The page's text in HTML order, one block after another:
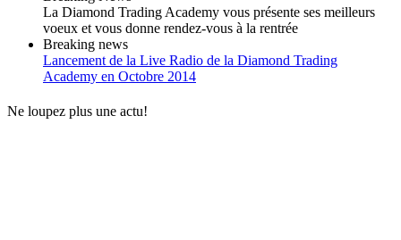
La Diamond Trading Academy vous présente ses meilleurs
voeux et vous donne rendez-vous à la rentrée
Breaking news
Lancement de la Live Radio de la Diamond Trading
Academy en Octobre 2014
Ne loupez plus une actu!